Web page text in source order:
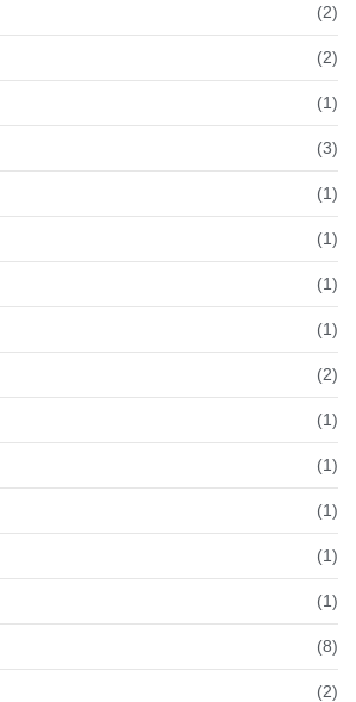
(2)
(2)
(1)
(3)
(1)
(1)
(1)
(1)
(2)
(1)
(1)
(1)
(1)
(1)
(8)
(2)